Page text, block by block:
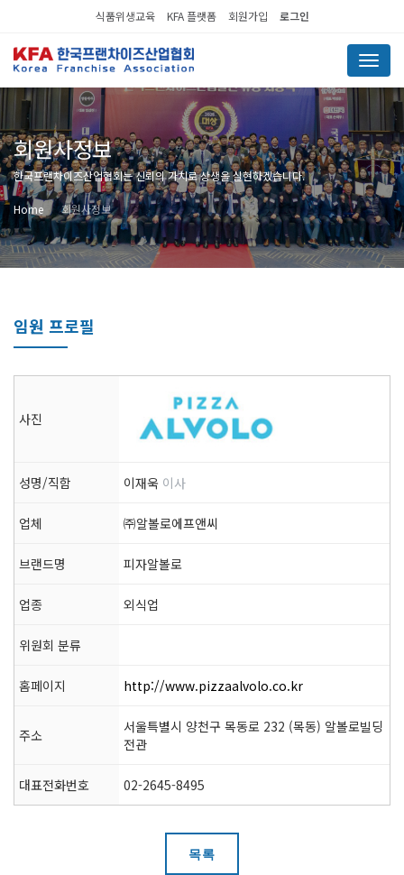
식품위생교육 KFA 플랫폼 회원가입 로그인
Menu
회원사정보
한국프랜차이즈산업협회는 신뢰의 가치로 상생을 실현하겠습니다.
Home 회원사정보
임원 프로필
사진
성명/직함 이재욱 이사
업체 ㈜알볼로에프앤씨
브랜드명 피자알볼로
업종 외식업
위원회 분류
홈페이지 http://www.pizzaalvolo.co.kr
주소
서울특별시 양천구 목동로 232 (목동) 알볼로빌딩
전관
대표전화번호 02-2645-8495
목록